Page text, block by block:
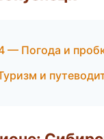
— Погода и
и